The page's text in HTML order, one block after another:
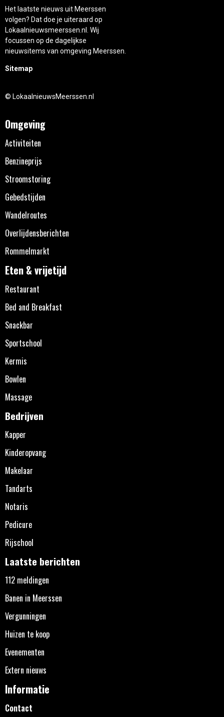
Het laatste nieuws uit Meerssen
volgen? Dat doe je uiteraard op
Lokaalnieuwsmeerssen.nl. Wij
focussen op de dagelijkse
nieuwsitems van omgeving Meerssen.
Sitemap
© LokaalnieuwsMeerssen.nl
Omgeving
Activiteiten
Benzineprijs
Stroomstoring
Gebedstijden
Wandelroutes
Overlijdensberichten
Rommelmarkt
Eten & vrijetijd
Restaurant
Bed and Breakfast
Snackbar
Sportschool
Kermis
Bowlen
Massage
Bedrijven
Kapper
Kinderopvang
Makelaar
Tandarts
Notaris
Pedicure
Rijschool
Laatste berichten
112 meldingen
Banen in Meerssen
Vergunningen
Huizen te koop
Evenementen
Extern nieuws
Informatie
Contact